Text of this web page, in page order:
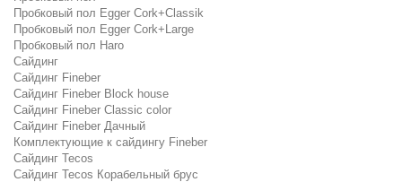
Пробковый пол Egger Cork+Classik
Пробковый пол Egger Cork+Large
Пробковый пол Haro
Сайдинг
Сайдинг Fineber
Сайдинг Fineber Block house
Сайдинг Fineber Classic color
Сайдинг Fineber Дачный
Комплектующие к сайдингу Fineber
Сайдинг Tecos
Сайдинг Tecos Корабельный брус